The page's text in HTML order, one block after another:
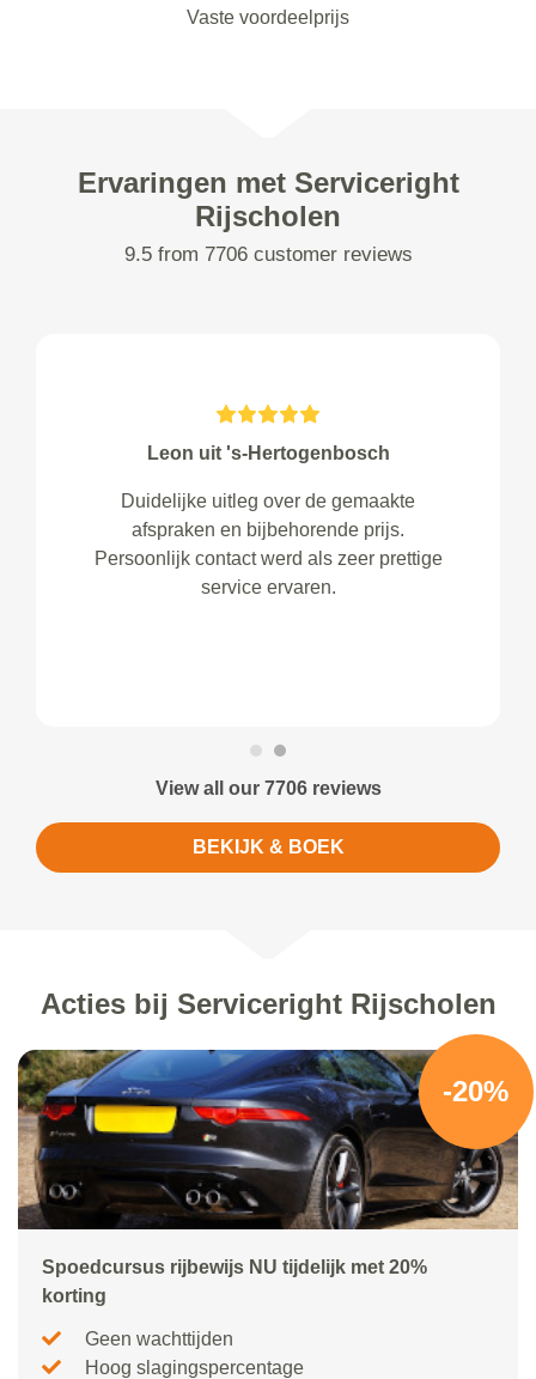
Vaste voordeelprijs
Ervaringen met Serviceright
Rijscholen
9.5 from 7706 customer reviews
Leon uit 's-Hertogenbosch
Duidelijke uitleg over de gemaakte
afspraken en bijbehorende prijs.
Persoonlijk contact werd als zeer prettige
service ervaren.
View all our 7706 reviews
BEKIJK & BOEK
Acties bij Serviceright Rijscholen
-20%
Spoedcursus rijbewijs NU tijdelijk met 20%
korting
Geen wachttijden
Hoog slagingspercentage